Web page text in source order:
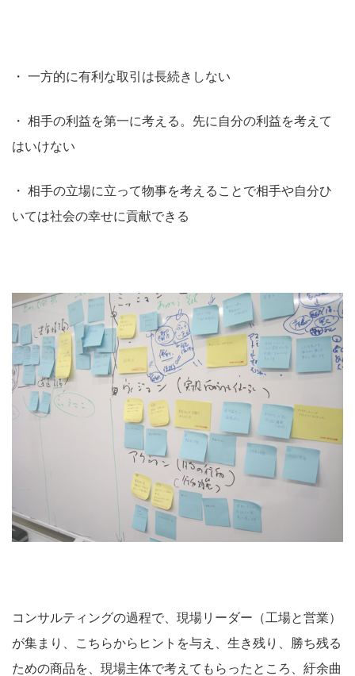
・ 一方的に有利な取引は長続きしない
・ 相手の利益を第一に考える。先に自分の利益を考えて
はいけない
・ 相手の立場に立って物事を考えることで相手や自分ひ
いては社会の幸せに貢献できる
コンサルティングの過程で、現場リーダー（工場と営業）
が集まり、こちらからヒントを与え、生き残り、勝ち残る
ための商品を、現場主体で考えてもらったところ、紆余曲